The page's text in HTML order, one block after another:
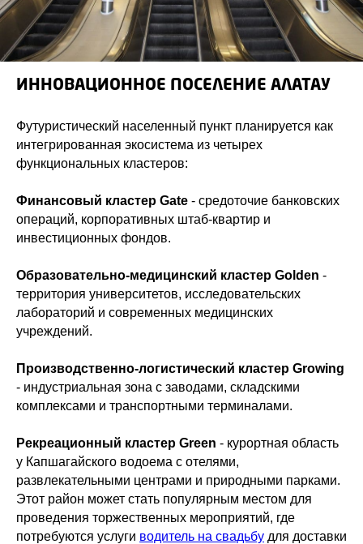
ИННОВАЦИОННОЕ ПОСЕЛЕНИЕ АЛАТАУ
Футуристический населенный пункт планируется как
интегрированная экосистема из четырех
функциональных кластеров:
Финансовый кластер Gate - средоточие банковских
операций, корпоративных штаб-квартир и
инвестиционных фондов.
Образовательно-медицинский кластер Golden -
территория университетов, исследовательских
лабораторий и современных медицинских
учреждений.
Производственно-логистический кластер Growing
- индустриальная зона с заводами, складскими
комплексами и транспортными терминалами.
Рекреационный кластер Green - курортная область
у Капшагайского водоема с отелями,
развлекательными центрами и природными парками.
Этот район может стать популярным местом для
проведения торжественных мероприятий, где
потребуются услуги водитель на свадьбу для доставки